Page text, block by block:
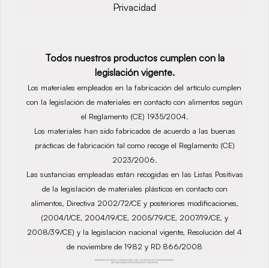
Privacidad
Todos nuestros productos cumplen con la
legislación vigente.
Los materiales empleados en la fabricación del artículo cumplen
con la legislación de materiales en contacto con alimentos según
el Reglamento (CE) 1935/2004.
Los materiales han sido fabricados de acuerdo a las buenas
prácticas de fabricación tal como recoge el Reglamento (CE)
2023/2006.
Las sustancias empleadas están recogidas en las Listas Positivas
de la legislación de materiales plásticos en contacto con
alimentos, Directiva 2002/72/CE y posteriores modificaciones,
(2004/1/CE, 2004/19/CE, 2005/79/CE, 2007/19/CE, y
2008/39/CE) y la legislación nacional vigente, Resolución del 4
de noviembre de 1982 y RD 866/2008